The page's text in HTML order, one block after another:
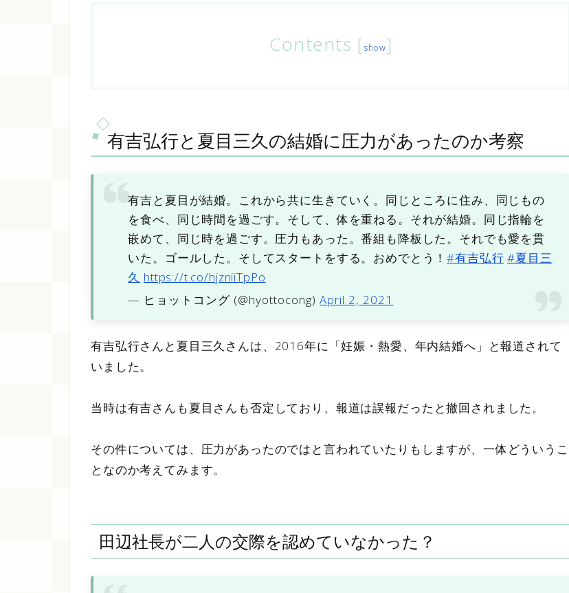
Contents [show]
有吉弘行と夏目三久の結婚に圧力があったのか考察
有吉と夏目が結婚。これから共に生きていく。同じところに住み、同じもの
を食べ、同じ時間を過ごす。そして、体を重ねる。それが結婚。同じ指輪を
嵌めて、同じ時を過ごす。圧力もあった。番組も降板した。それでも愛を貫
いた。ゴールした。そしてスタートをする。おめでとう！#有吉弘行 #夏目三
久 https://t.co/hjzniiTpPo
— ヒョットコング (@hyottocong)April 2, 2021
有吉弘行さんと夏目三久さんは、2016年に「妊娠・熱愛、年内結婚へ」と報道されて
いました。
当時は有吉さんも夏目さんも否定しており、報道は誤報だったと撤回されました。
その件については、圧力があったのではと言われていたりもしますが、一体どういうこ
となのか考えてみます。
田辺社長が二人の交際を認めていなかった？